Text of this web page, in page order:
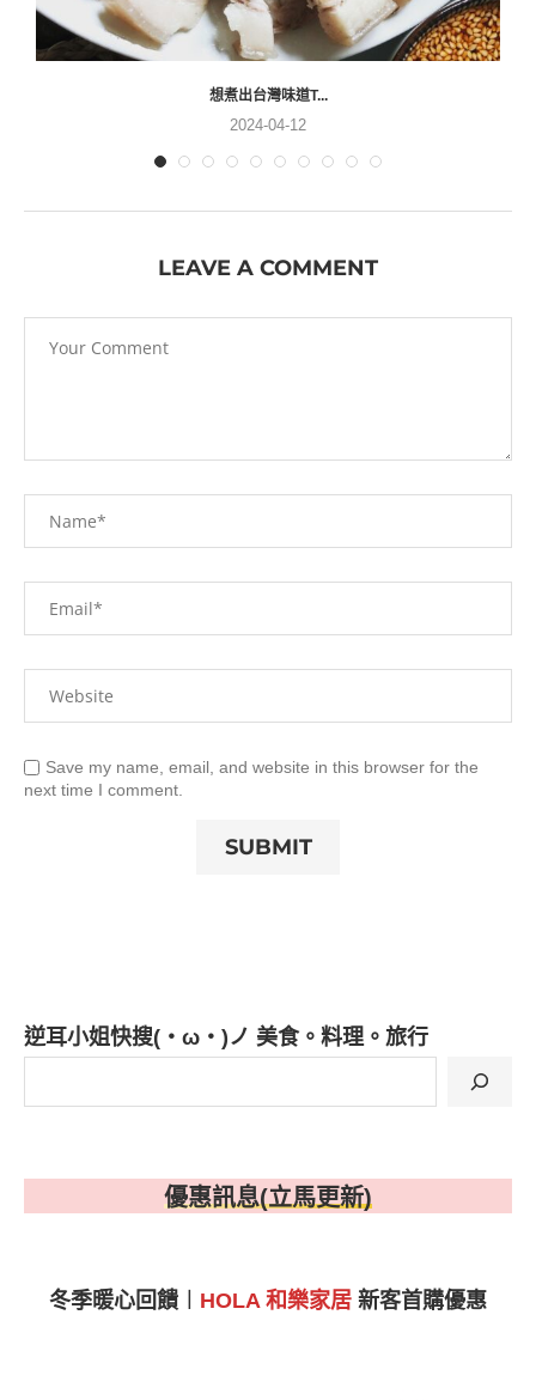
想煮出台灣味道T...
2024-04-12
LEAVE A COMMENT
Save my name, email, and website in this browser for the
next time I comment.
逆耳小姐快搜(・ω・)ノ 美食。料理。旅行
優惠訊息(立馬更新)
冬季暖心回饋︱ HOLA 和樂家居 新客首購優惠